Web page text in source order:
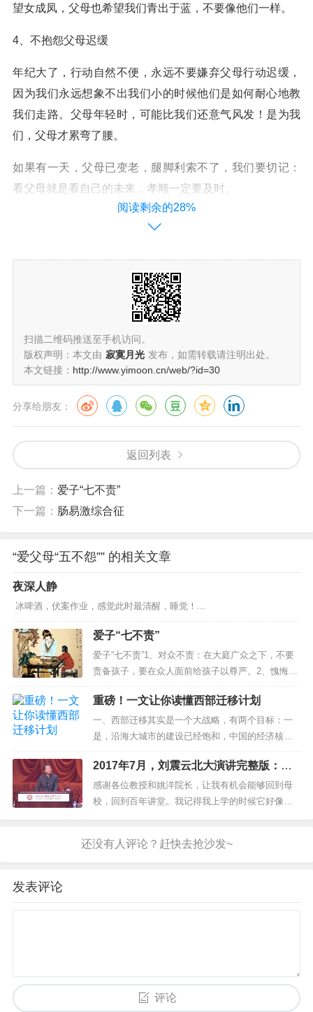
望女成凤，父母也希望我们青出于蓝，不要像他们一样。
4、不抱怨父母迟缓
年纪大了，行动自然不便，永远不要嫌弃父母行动迟缓，
因为我们永远想象不出我们小的时候他们是如何耐心地教
我们走路。父母年轻时，可能比我们还意气风发！是为我
们，父母才累弯了腰。
如果有一天，父母已变老，腿脚利索不了，我们要切记：
看父母就是看自己的未来，孝顺一定要及时。
他们马上会放下手头忙得不可开交的一切，紧赶着给我们
去看病，彻夜不眠地爱护我们。
当父母生病了，我们能做到多少？真的是久病床前无孝子
吗？社会上经常会有儿女不赡养老人的新闻，我们能不能
做一个尽心尽责照顾父母的人……
生命不是用来抱怨的。我们渐渐长大，父母慢慢变老，直
理解父母。若父母都容不下，何以容天下？
（转自https://www.sohu.com/a/11789845_117555）
阅读剩余的28%
扫描二维码推送至手机访问。
版权声明：本文由 寂寞月光 发布，如需转载请注明出处。
本文链接： http://www.yimoon.cn/web/?id=30
分享给朋友：
返回列表
上一篇： 爱子“七不责”
下一篇： 肠易激综合征
“爱父母“五不怨”” 的相关文章
夜深人静
冰啤酒，伏案作业，感觉此时最清醒，睡觉！...
爱子“七不责”
爱子“七不责”1、对众不责：在大庭广众之下，不要
责备孩子，要在众人面前给孩子以尊严。2、愧悔不
责：如果孩子已经为自己的过失感到惭愧后悔了，
大人就不要责备孩子了。3、暮夜不责：晚上睡觉前
不要责备孩子。此时责备他，孩子带着沮丧失落的
情绪上床，要么夜不成寐，要么噩梦连连。4、饮食
不责：正吃饭的时候不要责备...
重磅！一文让你读懂西部迁移计划
一、西部迁移其实是一个大战略，有两个目标：一
是，沿海大城市的建设已经饱和，中国的经济核心
是土地和基建，现在准备去建设中西部，消耗产
能。同时也是吸引人员回流，再搞一次土地财政。
相当于把人倒腾一遍。二是，战略分散，全球衰
退，国际形势严峻，三战随时进入爆发状态。所以
2017年7月，刘震云北大演讲完整版：我
们民族最缺的就是笨人
感谢各位教授和姚洋院长，让我有机会能够回到母
校，回到百年讲堂。我记得我上学的时候它好像是
四年饭袋，但是我不记得我洗过那个饭袋。当时大
发表评论
评论